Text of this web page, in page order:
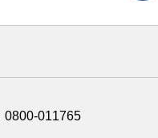
0800-011765